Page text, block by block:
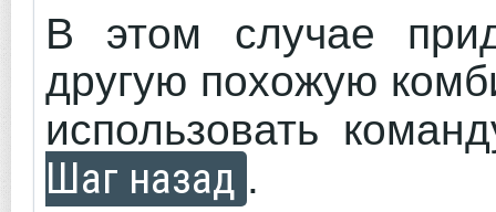
В этом случае
другую похожую
использовать
Шаг назад .